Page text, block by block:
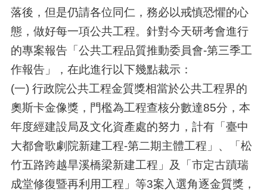
落後，但是仍請各位同仁，務必以戒慎恐懼的心
態，做好每一項公共工程。針對今天研考會進行
的專案報告「公共工程品質推動委員會-第三季工
作報告」，在此進行以下幾點裁示：
(一) 行政院公共工程金質獎相當於公共工程界的
奧斯卡金像獎，門檻為工程查核分數達85分，本
年度經建設局及文化資產處的努力，計有「臺中
大都會歌劇院新建工程-第二期主體工程」、「松
竹五路跨越旱溪橋梁新建工程」及「市定古蹟瑞
成堂修復暨再利用工程」等3案入選角逐金質獎，